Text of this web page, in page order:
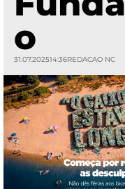
o
31.07.202514:36REDACAO NC